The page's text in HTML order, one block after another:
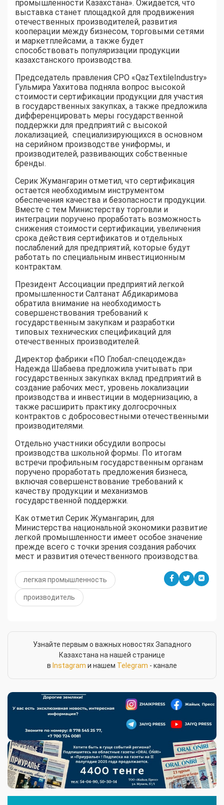
промышленности Казахстана». Ожидается, что
выставка станет площадкой для продвижения
отечественных производителей, развития
кооперации между бизнесом, торговыми сетями
и маркетплейсами, а также будет
способствовать популяризации продукции
казахстанского производства.
Председатель правления СРО «QazTextileIndustry»
Гульмира Уахитова подняла вопрос высокой
стоимости сертификации продукции для участия
в государственных закупках, а также предложила
дифференцировать меры государственной
поддержки для предприятий с высокой
локализацией, специализирующихся в основном
на серийном производстве униформы, и
производителей, развивающих собственные
бренды.
Серик Жумангарин отметил, что сертификация
остается необходимым инструментом
обеспечения качества и безопасности продукции.
Вместе с тем Министерству торговли и
интеграции поручено проработать возможность
снижения стоимости сертификации, увеличения
срока действия сертификатов и отдельных
послаблений для предприятий, которые будут
работать по специальным инвестиционным
контрактам.
Президент Ассоциации предприятий легкой
промышленности Салтанат Абдикаримова
обратила внимание на необходимость
совершенствования требований к
государственным закупкам и разработки
типовых технических спецификаций для
отечественных производителей.
Директор фабрики «ПО Глобал-спецодежда»
Надежда Шабаева предложила учитывать при
государственных закупках вклад предприятий в
создание рабочих мест, уровень локализации
производства и инвестиции в модернизацию, а
также расширить практику долгосрочных
контрактов с добросовестными отечественными
производителями.
Отдельно участники обсудили вопросы
производства школьной формы. По итогам
встречи профильным государственным органам
поручено проработать предложения бизнеса,
включая совершенствование требований к
качеству продукции и механизмов
государственной поддержки.
Как отметил Серик Жумангарин, для
Министерства национальной экономики развитие
легкой промышленности имеет особое значение
прежде всего с точки зрения создания рабочих
мест и развития отечественного производства.
легкая промышленность
производитель
Узнайте первым о важных новостях Западного
Казахстана на нашей странице
в Instagram и нашем Telegram - канале